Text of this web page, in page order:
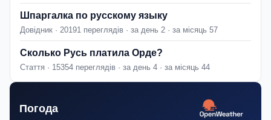
Шпаргалка по русскому языку
Довідник · 20191 переглядів · за день 2 · за місяць 57
Сколько Русь платила Орде?
Стаття · 15354 переглядів · за день 4 · за місяць 44
Погода